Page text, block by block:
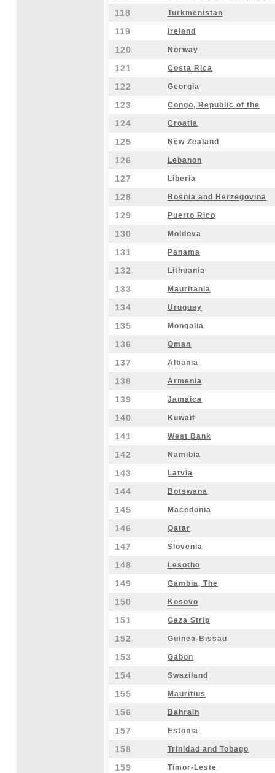
118 Turkmenistan
119 Ireland
120 Norway
121 Costa Rica
122 Georgia
123 Congo, Republic of the
124 Croatia
125 New Zealand
126 Lebanon
127 Liberia
128 Bosnia and Herzegovina
129 Puerto Rico
130 Moldova
131 Panama
132 Lithuania
133 Mauritania
134 Uruguay
135 Mongolia
136 Oman
137 Albania
138 Armenia
139 Jamaica
140 Kuwait
141 West Bank
142 Namibia
143 Latvia
144 Botswana
145 Macedonia
146 Qatar
147 Slovenia
148 Lesotho
149 Gambia, The
150 Kosovo
151 Gaza Strip
152 Guinea-Bissau
153 Gabon
154 Swaziland
155 Mauritius
156 Bahrain
157 Estonia
158 Trinidad and Tobago
159 Timor-Leste